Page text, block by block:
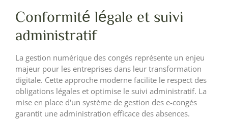
Conformité légale et suivi
administratif
La gestion numérique des congés représente un enjeu
majeur pour les entreprises dans leur transformation
digitale. Cette approche moderne facilite le respect des
obligations légales et optimise le suivi administratif. La
mise en place d'un système de gestion des e-congés
garantit une administration efficace des absences.